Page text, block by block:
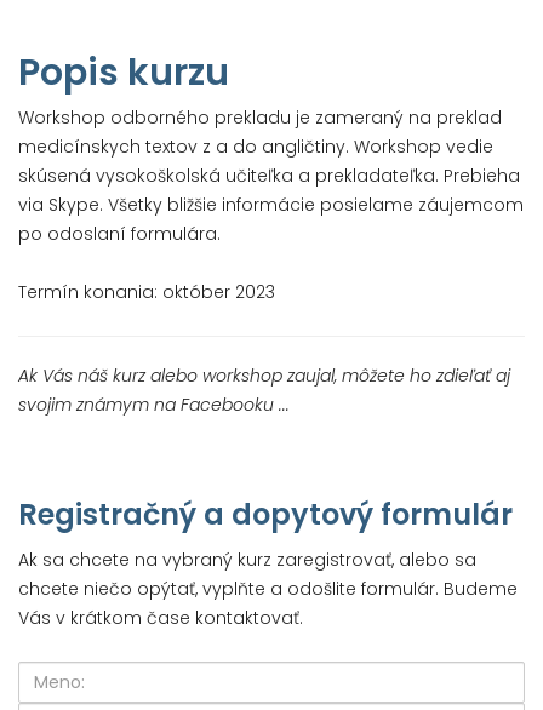
Popis kurzu
Workshop odborného prekladu je zameraný na preklad
medicínskych textov z a do angličtiny. Workshop vedie
skúsená vysokoškolská učiteľka a prekladateľka. Prebieha
via Skype. Všetky bližšie informácie posielame záujemcom
po odoslaní formulára.
Termín konania: október 2023
Ak Vás náš kurz alebo workshop zaujal, môžete ho zdieľať aj
svojim známym na Facebooku ...
Registračný a dopytový formulár
Ak sa chcete na vybraný kurz zaregistrovať, alebo sa
chcete niečo opýtať, vyplňte a odošlite formulár. Budeme
Vás v krátkom čase kontaktovať.